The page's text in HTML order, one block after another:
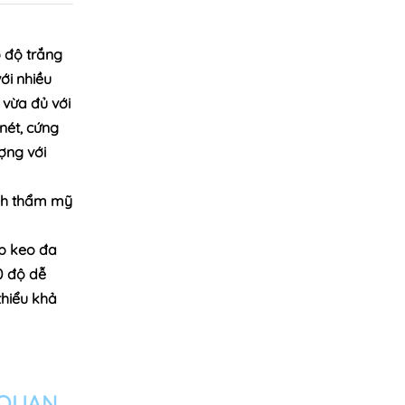
độ trắng
nhiều
đủ với
cứng
với
thẩm mỹ
keo đa
độ dễ
khả